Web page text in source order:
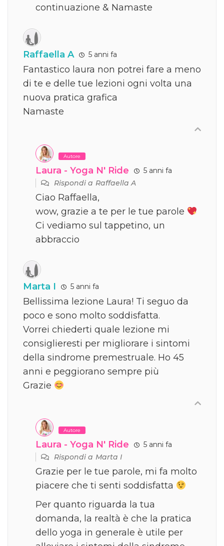
continuazione & Namaste
Raffaella A 5 anni fa
Fantastico laura non potrei fare a meno
di te e delle tue lezioni ogni volta una
nuova pratica grafica
Namaste
Autore
Laura - Yoga N' Ride
5 anni fa
Rispondi aRaffaella A
Ciao Raffaella,
wow, grazie a te per le tue parole
Ci vediamo sul tappetino, un
abbraccio
Marta I 5 anni fa
Bellissima lezione Laura! Ti seguo da
poco e sono molto soddisfatta.
Vorrei chiederti quale lezione mi
consiglieresti per migliorare i sintomi
della sindrome premestruale. Ho 45
anni e peggiorano sempre più
Grazie
Autore
Laura - Yoga N' Ride
5 anni fa
Rispondi aMarta I
Grazie per le tue parole, mi fa molto
piacere che ti senti soddisfatta
Per quanto riguarda la tua
domanda, la realtà è che la pratica
dello yoga in generale è utile per